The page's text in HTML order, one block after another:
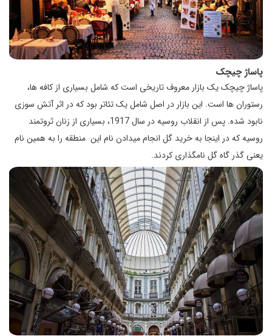
پاساژ چیچک
پاساژ چیچک یک بازار معروف تاریخی است که شامل بسیاری از کافه ها،
رستوران ها است. این بازار در اصل شامل یک تئاتر بود که در اثر آتش سوزی
نابود شده. پس از انقلاب روسیه در سال 1917، بسیاری از زنان ثروتمند
روسیه که در اینجا به خرید گل انجام میدادن نام این منطقه را به همین نام
یعنی گذر گاه گل نامگذاری کردند.